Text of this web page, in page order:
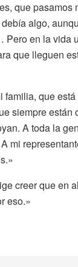
que
algo,
en la vida
que lleguen
familia, que
siempre están
A toda la
mi
creer que en
eso.»